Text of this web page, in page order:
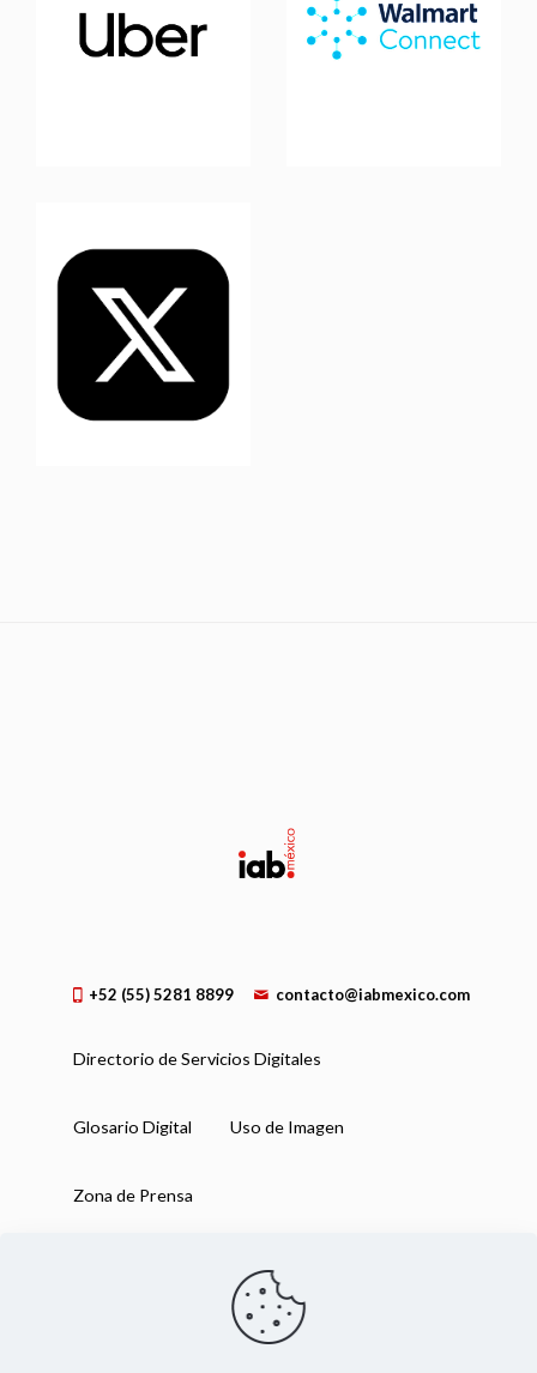
+52 (55) 5281 8899 contacto@iabmexico.com
Directorio de Servicios Digitales
Glosario Digital Uso de Imagen
Zona de Prensa